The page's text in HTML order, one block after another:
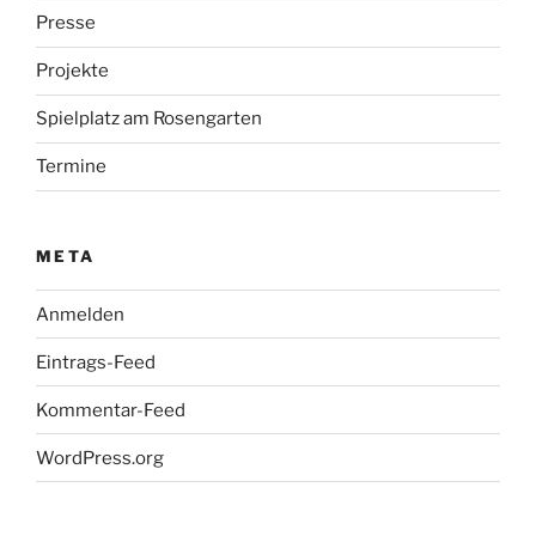
Eintrags-Feed
Kommentar-Feed
WordPress.org
Instagram
SCHLAGWÖRTER
150-Jahr-Feier 2011 2012 2013 2014
2015 2016 2017 2018 2019 2021